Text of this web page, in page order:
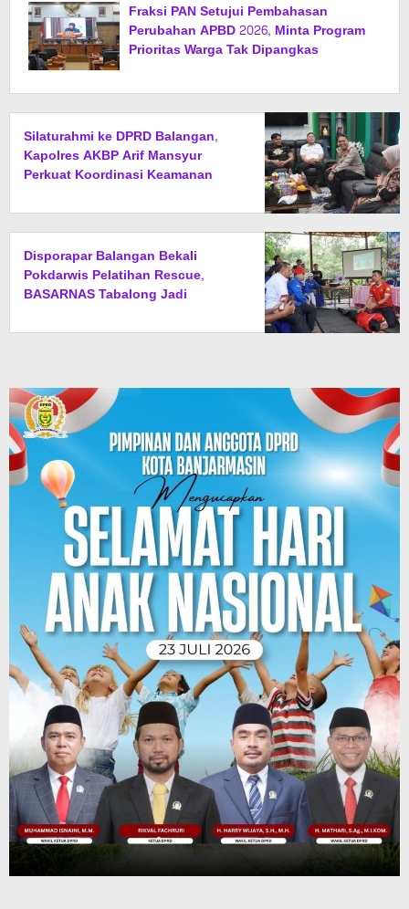
Fraksi PAN Setujui Pembahasan
Perubahan APBD 2026, Minta Program
Prioritas Warga Tak Dipangkas
Silaturahmi ke DPRD Balangan,
Kapolres AKBP Arif Mansyur
Perkuat Koordinasi Keamanan
Disporapar Balangan Bekali
Pokdarwis Pelatihan Rescue,
BASARNAS Tabalong Jadi